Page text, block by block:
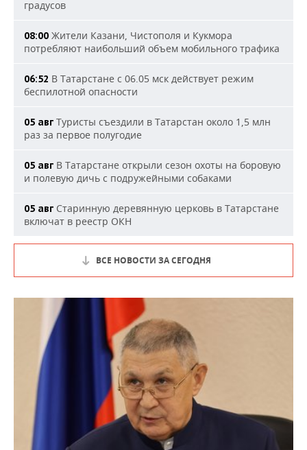
градусов
08:00 Жители Казани, Чистополя и Кукмора
потребляют наибольший объем мобильного трафика
06:52 В Татарстане с 06.05 мск действует режим
беспилотной опасности
05 авг Туристы съездили в Татарстан около 1,5 млн
раз за первое полугодие
05 авг В Татарстане открыли сезон охоты на боровую
и полевую дичь с подружейными собаками
05 авг Старинную деревянную церковь в Татарстане
включат в реестр ОКН
ВСЕ НОВОСТИ ЗА СЕГОДНЯ